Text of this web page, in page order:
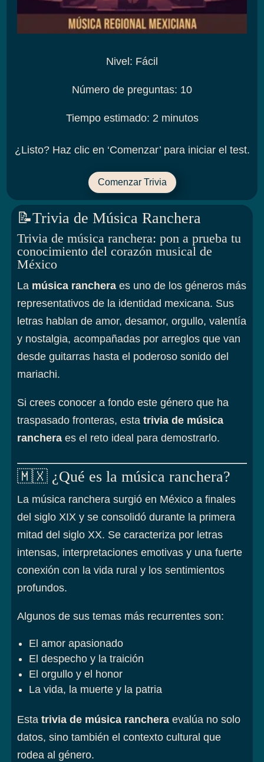
Nivel: Fácil
Número de preguntas: 10
Tiempo estimado: 2 minutos
¿Listo? Haz clic en ‘Comenzar’ para iniciar el test.
Comenzar Trivia
📝Trivia de Música Ranchera
Trivia de música ranchera: pon a prueba tu
conocimiento del corazón musical de
México
La música ranchera es uno de los géneros más
representativos de la identidad mexicana. Sus
letras hablan de amor, desamor, orgullo, valentía
y nostalgia, acompañadas por arreglos que van
desde guitarras hasta el poderoso sonido del
mariachi.
Si crees conocer a fondo este género que ha
traspasado fronteras, estatrivia de música
ranchera es el reto ideal para demostrarlo.
🇲🇽 ¿Qué es la música ranchera?
La música ranchera surgió en México a finales
del siglo XIX y se consolidó durante la primera
mitad del siglo XX. Se caracteriza por letras
intensas, interpretaciones emotivas y una fuerte
conexión con la vida rural y los sentimientos
profundos.
Algunos de sus temas más recurrentes son:
El amor apasionado
El despecho y la traición
El orgullo y el honor
La vida, la muerte y la patria
Estatrivia de música ranchera evalúa no solo
datos, sino también el contexto cultural que
rodea al género.